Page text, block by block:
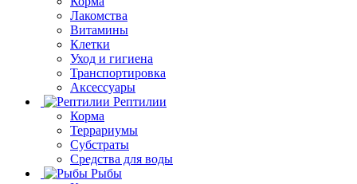
Лакомства
Витамины
Клетки
Уход и гигиена
Транспортировка
Аксессуары
Рептилии
Корма
Террариумы
Субстраты
Средства для воды
Рыбы